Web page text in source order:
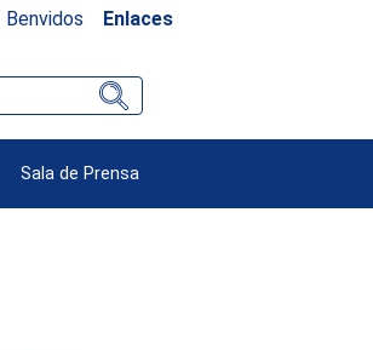
Benvidos Enlaces
Sala de Prensa